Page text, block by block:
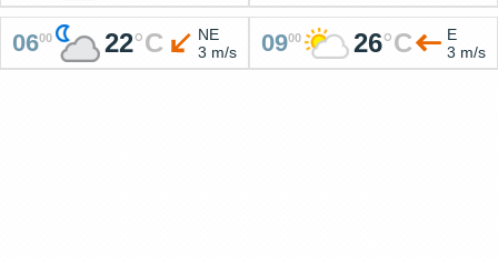
0600 22°C
NE
3 m/s
0900 26°C
E
3 m/s